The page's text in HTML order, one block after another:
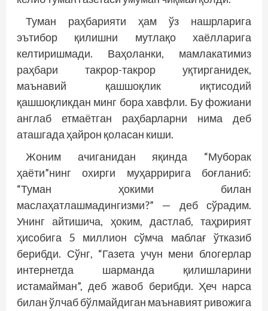
Туман раҳбарияти ҳам ўз нашрларига
эътибор қилишни мутлақо хаёлларига
келтиришмади. Ваҳоланки, мамлакатимиз
раҳбари такрор-такрор уқтирганидек,
маънавий қашшоқлик иқтисодий
қашшоқликдан минг бора хавфли. Бу фожиани
англаб етмаётган раҳбарларни нима деб
аташгада ҳайрон қоласан киши.
Жоним ачиганидан яқинда “Муборак
ҳаёти”нинг охирги муҳарририга боғланиб:
“Туман ҳокими билан
маслаҳатлашмадингизми?” — деб сўрадим.
Унинг айтишича, ҳоким, дастлаб, таҳририят
ҳисобига 5 миллион сўмча маблағ ўтказиб
берибди. Сўнг, “Газета учун мени блогерлар
интернетда шарманда қилишларини
истамайман”, деб жавоб берибди. Ҳеч нарса
билан ўлчаб бўлмайдиган маънавият ривожига